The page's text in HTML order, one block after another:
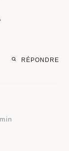
RÉPONDRE